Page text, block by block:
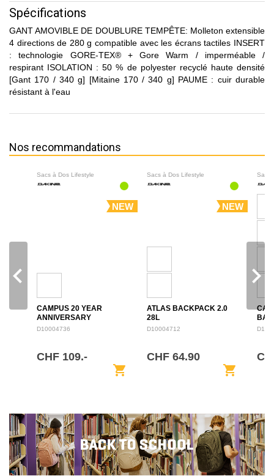
Spécifications
GANT AMOVIBLE DE DOUBLURE TEMPÊTE: Molleton extensible
4 directions de 280 g compatible avec les écrans tactiles INSERT
: technologie GORE-TEX® + Gore Warm / imperméable /
respirant ISOLATION : 50 % de polyester recyclé haute densité
[Gant 170 / 340 g] [Mitaine 170 / 340 g] PAUME : cuir durable
résistant à l'eau
Nos recommandations
Sacs à Dos Lifestyle
NEW
CAMPUS 20 YEAR
ANNIVERSARY
BACKPACK 28L
D10004736
CHF 109.-
shopping_cart
Sacs à Dos Lifestyle
NEW
ATLAS BACKPACK 2.0
28L
D10004712
CHF 64.90
shopping_cart
Sacs
navigate_before navigate_next